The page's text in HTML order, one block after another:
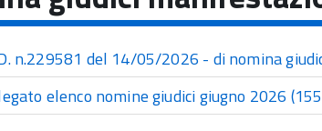
n.229581 del 14/05/2026 - di nomina
elenco nomine giudici giugno 2026